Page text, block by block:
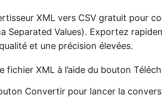
XML vers CSV gratuit pour
Separated Values). Exportez
et une précision élevées.
fichier XML à l’aide du bouton
Convertir pour lancer la